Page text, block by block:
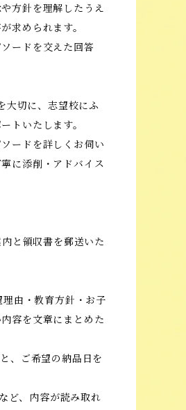
方針を理解したうえ
求められます。
ードを交えた回答
切に、志望校にふ
トいたします。
ードを詳しくお伺い
に添削・アドバイス
と領収書を郵送いた
由・教育方針・お子
容を文章にまとめた
、ご希望の納品日を
ど、内容が読み取れ